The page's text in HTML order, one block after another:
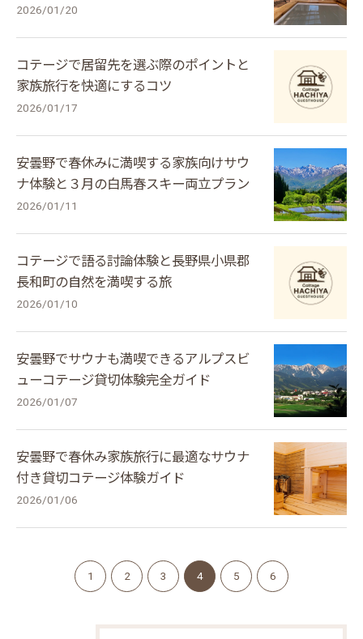
2026/01/20
コテージで居留先を選ぶ際のポイントと
家族旅行を快適にするコツ
2026/01/17
安曇野で春休みに満喫する家族向けサウ
ナ体験と３月の白馬春スキー両立プラン
2026/01/11
コテージで語る討論体験と長野県小県郡
長和町の自然を満喫する旅
2026/01/10
安曇野でサウナも満喫できるアルプスビ
ューコテージ貸切体験完全ガイド
2026/01/07
安曇野で春休み家族旅行に最適なサウナ
付き貸切コテージ体験ガイド
2026/01/06
1 2 3 4 5 6